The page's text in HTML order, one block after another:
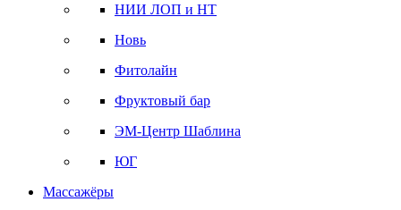
НИИ ЛОП и НТ
Новь
Фитолайн
Фруктовый бар
ЭМ-Центр Шаблина
ЮГ
Массажёры